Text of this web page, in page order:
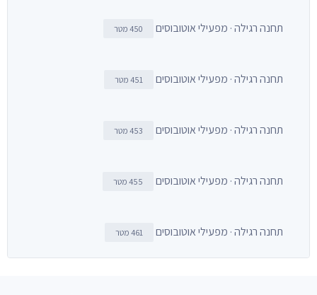
תחנה רגילה · מפעילי אוטובוסים 450 מטר
תחנה רגילה · מפעילי אוטובוסים 451 מטר
תחנה רגילה · מפעילי אוטובוסים 453 מטר
תחנה רגילה · מפעילי אוטובוסים 455 מטר
תחנה רגילה · מפעילי אוטובוסים 461 מטר